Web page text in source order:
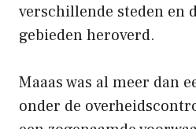
verschillende steden en
gebieden heroverd.
Maaas was al meer dan
onder de